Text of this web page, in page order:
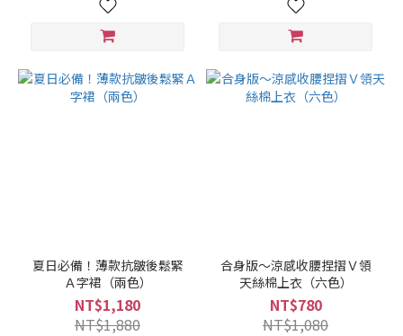
夏日必備！薄款抗皺後鬆緊
Ａ字裙（兩色）
NT$1,180
NT$1,880
合身版～涼感收腰捏摺Ｖ領
天絲棉上衣（六色）
NT$780
NT$1,080